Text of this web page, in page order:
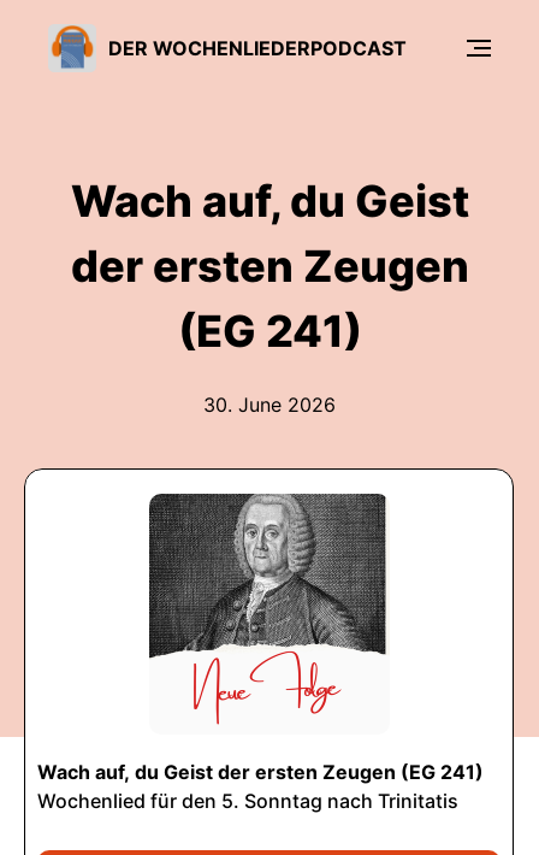
DER WOCHENLIEDERPODCAST
Wach auf, du Geist
der ersten Zeugen
(EG 241)
30. June 2026